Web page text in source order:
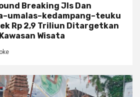
Breaking Jls Dan
Rp 2,9 Triliun Ditargetkan
Wisata